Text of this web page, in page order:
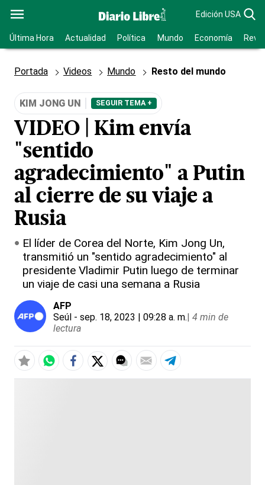
Edición USA
Última Hora Actualidad Política Mundo Economía
Portada Videos Mundo Resto del mundo
KIM JONG UN SEGUIR TEMA +
VIDEO | Kim envía
"sentido
agradecimiento" a Putin
al cierre de su viaje a
Rusia
El líder de Corea del Norte, Kim Jong Un,
transmitió un "sentido agradecimiento" al
presidente Vladimir Putin luego de terminar
un viaje de casi una semana a Rusia
AFP
Seúl - sep. 18, 2023 | 09:28 a. m.| 4 min de
lectura